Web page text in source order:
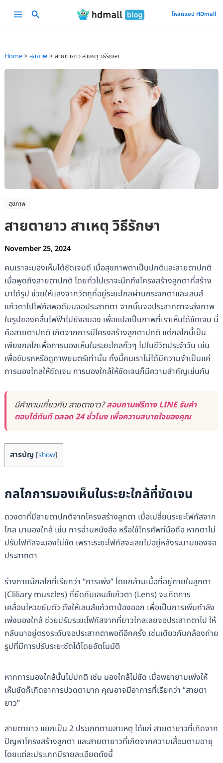
Main
โหลดแอป HDmall
Home สุขภาพ สายตายาว สาเหตุ วิธีรักษา
สุขภาพ
สายตายาว สาเหตุ วิธีรักษา
November 25, 2024
คนเราจะมองเห็นได้ชัดเจนดี เมื่อสุขภาพตาเป็นปกติและสายตาปกติ
เมื่อพูดถึงสายตาปกติ โดยทั่วไปเราจะนึกถึงโครงสร้างลูกตาที่สร้าง
มาได้รูป ช่วยให้แสงจากวัตถุที่อยู่ระยะไกลผ่านกระจกตาและเลนส์
แก้วตาไปโฟกัสพอดีบนจอประสาทตา จากนั้นจอประสาทตาจะส่งภาพ
ในรูปของคลื่นไฟฟ้าไปยังสมอง เพื่อแปลเป็นภาพที่เราเห็นได้ชัดเจน นี่
คือสายตาปกติ เกิดจากการมีโครงสร้างลูกตาปกติ แต่กลไกนี้เป็น
เพียงกลไกเพื่อการมองเห็นในระยะไกลทั่วๆ ไปในชีวิตประจำวัน เช่น
เพื่อขับรถหรือดูภาพยนตร์เท่านั้น ทั้งนี้คนเราไม่ได้มีความจำเป็นแค่
การมองไกลให้ชัดเจน การมองใกล้ให้ชัดเจนก็มีความสำคัญเช่นกัน
มีคำถามเกี่ยวกับ สายตายาว?สอบถามฟรีทาง LINE รับคำ
ตอบได้ทันที ตลอด 24 ชั่วโมง เพื่อความสบายใจของคุณ
สารบัญ [show]
กลไกการมองเห็นในระยะใกล้ที่ชัดเจน
ดวงตาที่มีสายตาปกติจากโครงสร้างลูกตา เมื่อเปลี่ยนระยะโฟกัสจาก
ไกล มามองใกล้ เช่น การอ่านหนังสือ หรือใช้โทรศัพท์มือถือ หากตาไม่
ปรับโฟกัสจะมองไม่ชัด เพราะระยะโฟกัสจะเลยไปอยู่หลังระนาบของจอ
ประสาทตา
ร่างกายมีกลไกที่เรียกว่า “การเพ่ง” โดยกล้ามเนื้อที่อยู่ภายในลูกตา
(Cliliary muscles) ที่ยึดกับเลนส์แก้วตา (Lens) จะเกิดการ
เคลื่อนไหวขยับตัว ดึงให้เลนส์แก้วตาป่องออก เพื่อเป็นการเพิ่มกำลัง
เพ่งมองใกล้ ช่วยปรับระยะโฟกัสจากที่ยาวไกลเลยจอประสาทตาไป ให้
กลับมาอยู่ตรงระดับจอประสาทตาพอดีอีกครั้ง เช่นเดียวกับกล้องถ่าย
รูปที่มีการปรับระยะชัดได้โดยอัตโนมัติ
หากการมองใกล้นั้นไม่ปกติ เช่น มองใกล้ไม่ชัด เมื่อพยายามเพ่งให้
เห็นชัดก็เกิดอาการปวดตามาก คุณอาจมีอาการที่เรียกว่า “สายตา
ยาว”
สายตายาว แยกเป็น 2 ประเภทตามสาเหตุ ได้แก่ สายตายาวที่เกิดจาก
ปัญหาโครงสร้างลูกตา และสายตายาวที่เกิดจากความเสื่อมตามอายุ
โดยแต่ละประเภทมีรายละเอียดดังนี้